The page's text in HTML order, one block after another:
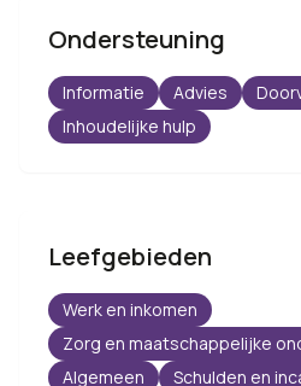
Ondersteuning
Informatie Advies
Inhoudelijke hulp
Leefgebieden
Werk en inkomen
Zorg en maatschappelijke
Algemeen
Schulden en